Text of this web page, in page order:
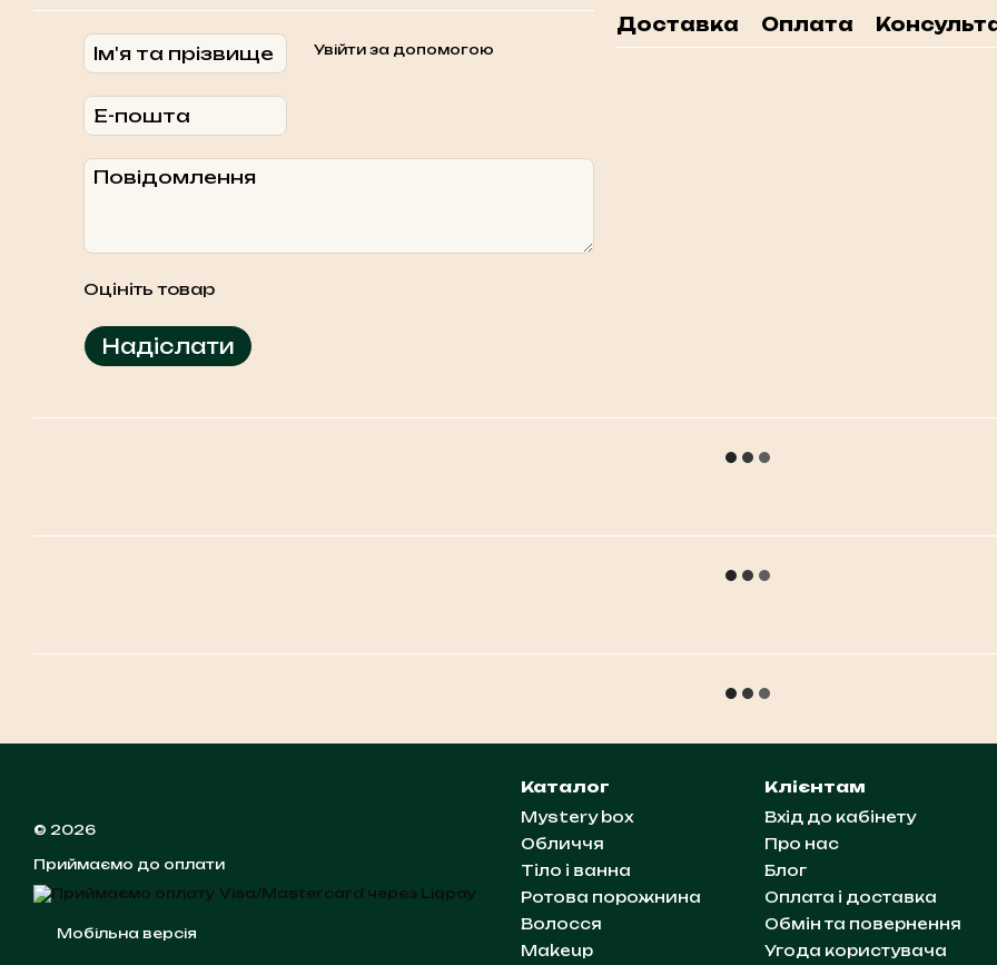
Увійти за допомогою
Оцініть товар
Надіслати
Доставка Оплата
© 2026
Приймаємо до оплати
Мобільна версія
Каталог
Mystery box
Обличчя
Тіло і ванна
Ротова порожнина
Волосся
Makeup
Клієнтам
Вхід до кабінету
Про нас
Блог
Оплата і доставка
Обмін та повернення
Угода користувача